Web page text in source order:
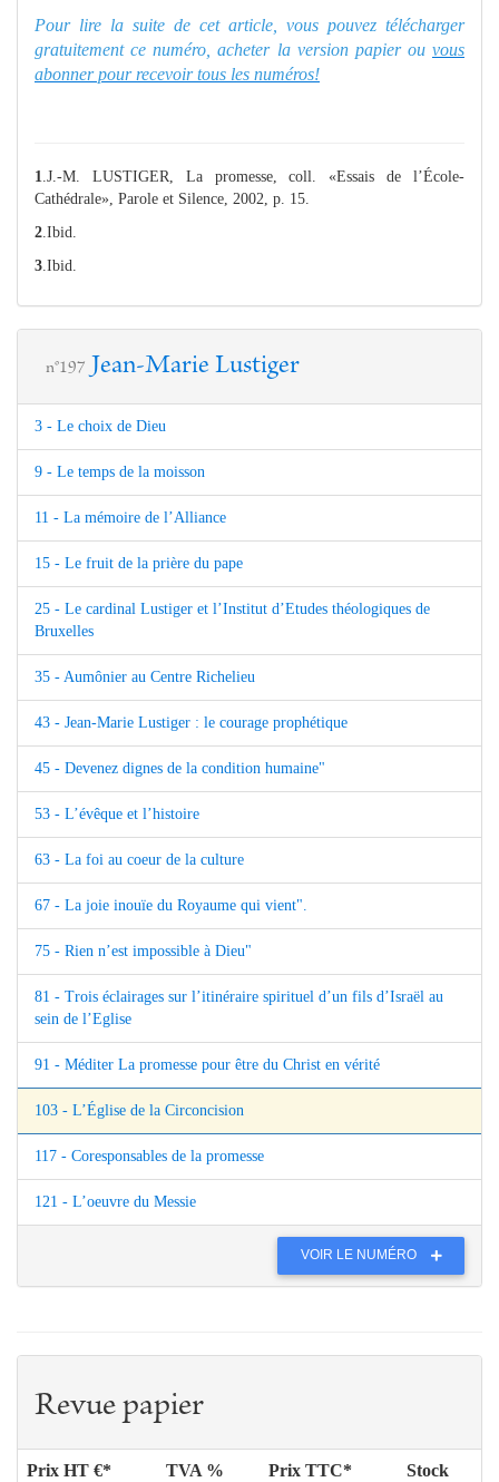
Pour lire la suite de cet article, vous pouvez télécharger
gratuitement ce numéro, acheter la version papier ou vous
abonner pour recevoir tous les numéros!
1 .J.-M. LUSTIGER, La promesse, coll. «Essais de l’École-
Cathédrale», Parole et Silence, 2002, p. 15.
2 .Ibid.
3 .Ibid.
n°197 Jean-Marie Lustiger
3 - Le choix de Dieu
9 - Le temps de la moisson
11 - La mémoire de l’Alliance
15 - Le fruit de la prière du pape
25 - Le cardinal Lustiger et l’Institut d’Etudes théologiques de
Bruxelles
35 - Aumônier au Centre Richelieu
43 - Jean-Marie Lustiger : le courage prophétique
45 - Devenez dignes de la condition humaine"
53 - L’évêque et l’histoire
63 - La foi au coeur de la culture
67 - La joie inouïe du Royaume qui vient".
75 - Rien n’est impossible à Dieu"
81 - Trois éclairages sur l’itinéraire spirituel d’un fils d’Israël au
sein de l’Eglise
91 - Méditer La promesse pour être du Christ en vérité
103 - L’Église de la Circoncision
117 - Coresponsables de la promesse
121 - L’oeuvre du Messie
VOIR LE NUMÉRO
Revue papier
Prix HT €* TVA % Prix TTC* Stock